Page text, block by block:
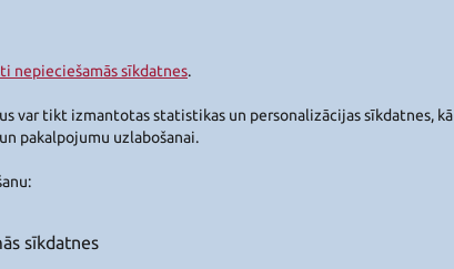
nepieciešamās sīkdatnes.
var tikt izmantotas statistikas un personalizācijas sīkdatnes, kā
pakalpojumu uzlabošanai.
sīkdatnes